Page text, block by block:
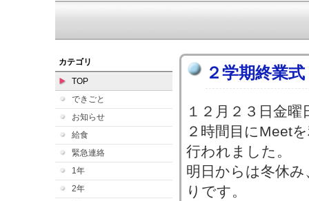
カテゴリ
TOP
できごと
お知らせ
給食
緊急連絡
1年
2年
２学期終業式
１２月２３日金曜
２時間目にMeet
行われました。
明日からは冬休
りです。